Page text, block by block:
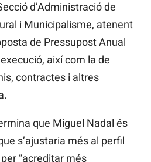
d’Administració de
i Municipalisme, atenent
de Pressupost Anual
així com la de
contractes i altres
que Miguel Nadal és
s’ajustaria més al perfil
“acreditar més